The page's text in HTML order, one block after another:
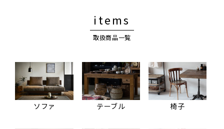
items
取扱商品一覧
ソファ テーブル 椅子